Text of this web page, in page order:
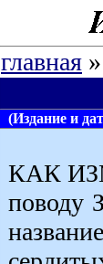
главная »
(Издание и
КАК
поводу